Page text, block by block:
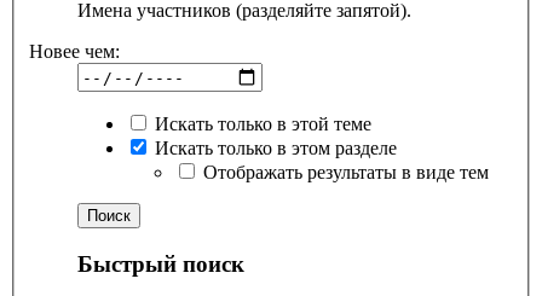
Имена участников (разделяйте запятой).
Новее чем:
Искать только в этой теме
Искать только в этом разделе
Отображать результаты в виде тем
Быстрый поиск